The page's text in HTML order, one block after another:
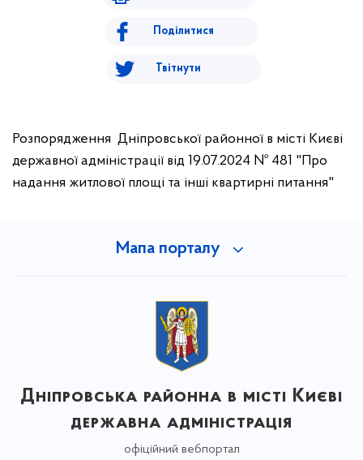
Поділитися
Твітнути
Розпорядження Дніпровської районної в місті Києві
державної адміністрації від 19.07.2024 № 481 "Про
надання житлової площі та інші квартирні питання"
Мапа порталу
Дніпровська районна в місті Києві
державна адміністрація
офіційний вебпортал